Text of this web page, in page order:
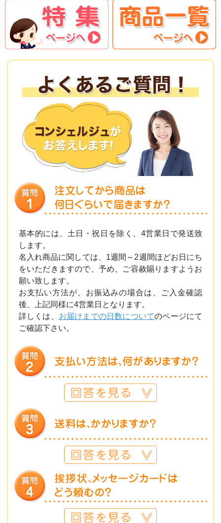
基本的には、土日・祝日を除く、4営業日で発送致
します。
名入れ商品に関しては、1週間～2週間ほどお日にち
をいただきますので、予め、ご容赦賜りますようお
願い致します。
お支払い方法が、お振込みの場合は、ご入金確認
後、上記同様に4営業日となります。
詳しくは、 お届けまでの日数についてのページにて
ご確認下さい。